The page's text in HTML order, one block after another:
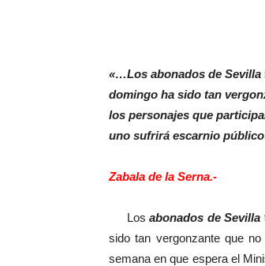
«…Los abonados de Sevilla
domingo ha sido tan
los personajes que
uno sufrirá escarnio
Zabala de la Serna.-
Los abonados de Sevilla
sido tan vergonzante que
semana en que espera el